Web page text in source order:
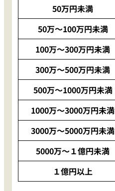
50万円未満
50万〜100万円未満
100万〜300万円未満
300万〜500万円未満
500万〜1000万円未満
1000万〜3000万円未満
3000万〜5000万円未満
5000万〜１億円未満
１億円以上